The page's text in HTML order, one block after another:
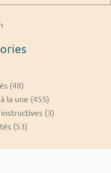
(48)
la une (455)
(3)
(53)